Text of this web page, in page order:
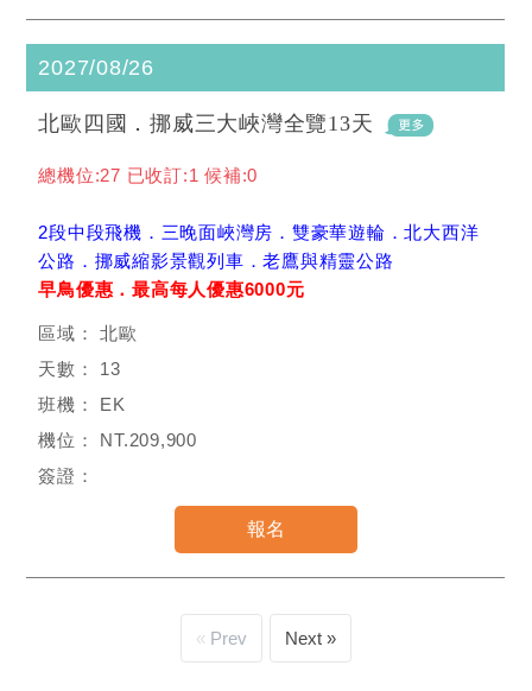
2027/08/26
北歐四國．挪威三大峽灣全覽13天
總機位:27 已收訂:1 候補:0
2段中段飛機．三晚面峽灣房．雙豪華遊輪．北大西洋
公路．挪威縮影景觀列車．老鷹與精靈公路
早鳥優惠．最高每人優惠6000元
北歐
13
EK
NT.209,900
Prev Next